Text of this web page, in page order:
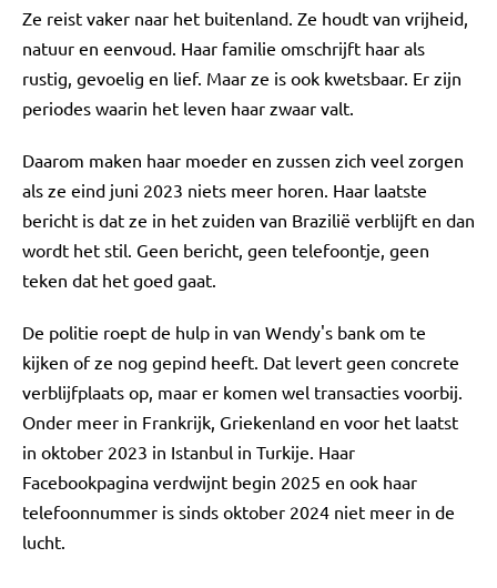
Ze reist vaker naar het buitenland. Ze houdt van vrijheid,
natuur en eenvoud. Haar familie omschrijft haar als
rustig, gevoelig en lief. Maar ze is ook kwetsbaar. Er zijn
periodes waarin het leven haar zwaar valt.
Daarom maken haar moeder en zussen zich veel zorgen
als ze eind juni 2023 niets meer horen. Haar laatste
bericht is dat ze in het zuiden van Brazilië verblijft en dan
wordt het stil. Geen bericht, geen telefoontje, geen
teken dat het goed gaat.
De politie roept de hulp in van Wendy's bank om te
kijken of ze nog gepind heeft. Dat levert geen concrete
verblijfplaats op, maar er komen wel transacties voorbij.
Onder meer in Frankrijk, Griekenland en voor het laatst
in oktober 2023 in Istanbul in Turkije. Haar
Facebookpagina verdwijnt begin 2025 en ook haar
telefoonnummer is sinds oktober 2024 niet meer in de
lucht.